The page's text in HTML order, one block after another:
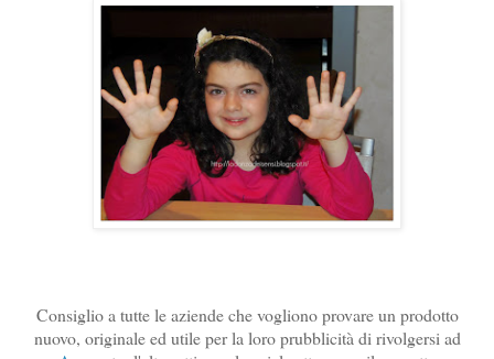
Consiglio a tutte le aziende che vogliono provare un prodotto
nuovo, originale ed utile per la loro prubblicità di rivolgersi ad